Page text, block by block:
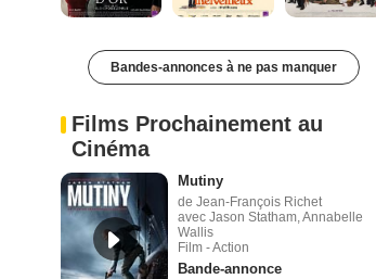
Bandes-annonces à ne pas manquer
Films Prochainement au
Cinéma
Mutiny
de Jean-François Richet
avec Jason Statham, Annabelle
Wallis
Film - Action
Bande-annonce